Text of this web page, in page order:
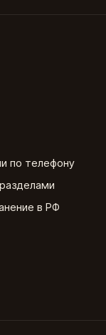
по телефону
в РФ